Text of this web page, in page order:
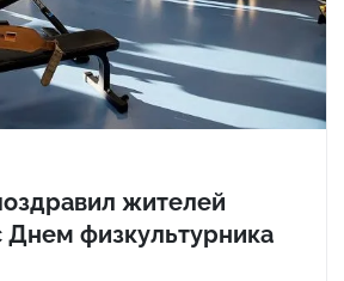
жителей
Днем физкультурника